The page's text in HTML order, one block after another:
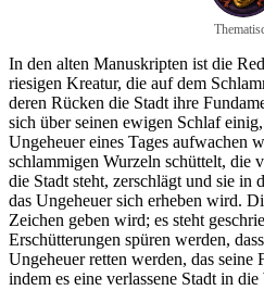
In den alten Manuskripten ist die
riesigen Kreatur, die auf dem
deren Rücken die Stadt ihre
sich über seinen ewigen Schlaf
Ungeheuer eines Tages aufwachen
schlammigen Wurzeln schüttelt, die
die Stadt steht, zerschlägt und sie in
das Ungeheuer sich erheben wird.
Zeichen geben wird; es steht
Erschütterungen spüren werden,
Ungeheuer retten werden, das
indem es eine verlassene Stadt in